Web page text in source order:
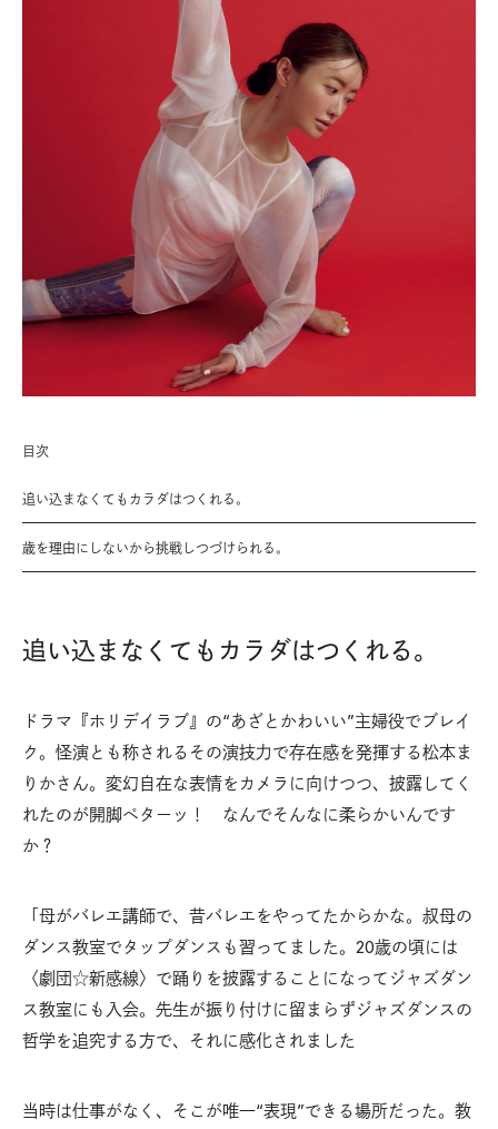
目次
追い込まなくてもカラダはつくれる。
歳を理由にしないから挑戦しつづけられる。
追い込まなくてもカラダはつくれる。
ドラマ『ホリデイラブ』の“あざとかわいい”主婦役でブレイ
ク。怪演とも称されるその演技力で存在感を発揮する松本ま
りかさん。変幻自在な表情をカメラに向けつつ、披露してく
れたのが開脚ペターッ！ なんでそんなに柔らかいんです
か？
「母がバレエ講師で、昔バレエをやってたからかな。叔母の
ダンス教室でタップダンスも習ってました。20歳の頃には
〈劇団☆新感線〉で踊りを披露することになってジャズダン
ス教室にも入会。先生が振り付けに留まらずジャズダンスの
哲学を追究する方で、それに感化されました
当時は仕事がなく、そこが唯一“表現”できる場所だった。教